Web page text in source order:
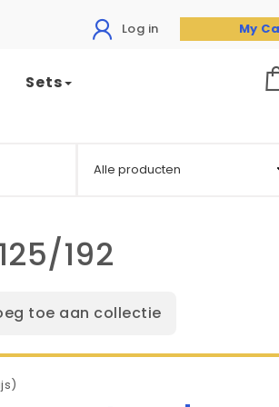
Log in My
Sets
192
toe aan collectie